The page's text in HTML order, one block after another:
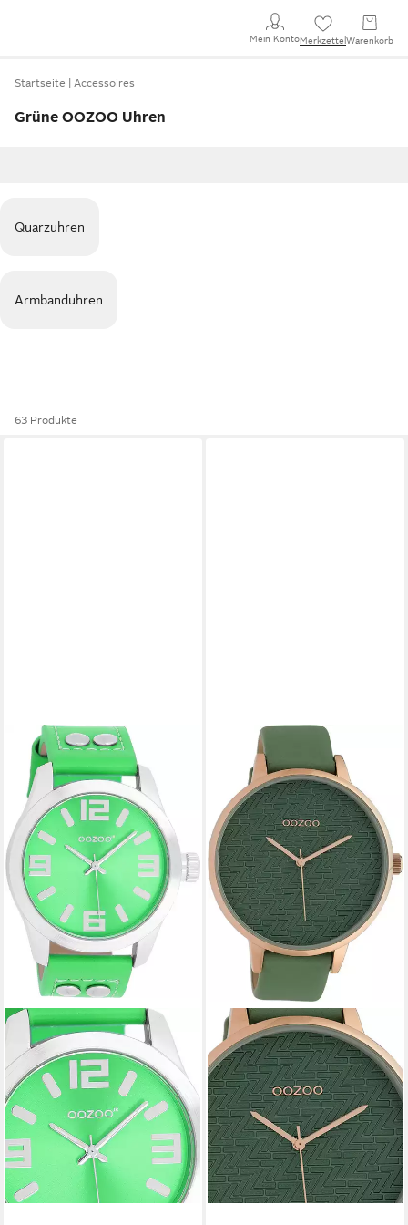
Mein KontoMerkzettel Warenkorb
Startseite Accessoires
Grüne OOZOO Uhren
Quarzuhren
Armbanduhren
63 Produkte